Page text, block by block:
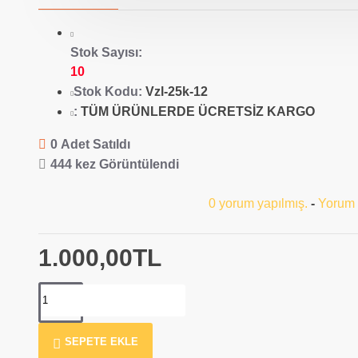
Stok Sayısı:
10
Stok Kodu: Vzl-25k-12
: TÜM ÜRÜNLERDE ÜCRETSİZ KARGO
0 Adet Satıldı
444 kez Görüntülendi
0 yorum yapılmış. - Yorum
1.000,00TL
SEPETE EKLE